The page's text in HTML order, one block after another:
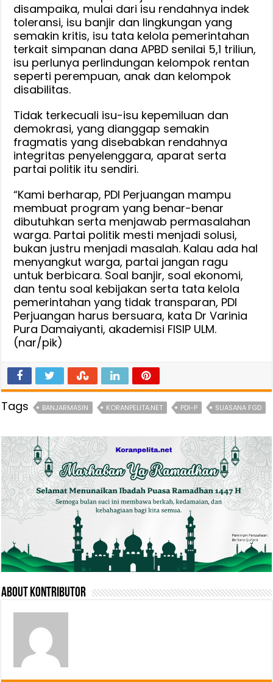
disampaika, mulai dari isu rendahnya indek
toleransi, isu banjir dan lingkungan yang
semakin kritis, isu tata kelola pemerintahan
terkait simpanan dana APBD senilai 5,1 triliun,
isu perlunya perlindungan kelompok rentan
seperti perempuan, anak dan kelompok
disabilitas.
Tidak terkecuali isu-isu kepemiluan dan
demokrasi, yang dianggap semakin
fragmatis yang disebabkan rendahnya
integritas penyelenggara, aparat serta
partai politik itu sendiri.
“Kami berharap, PDI Perjuangan mampu
membuat program yang benar-benar
dibutuhkan serta menjawab permasalahan
warga. Partai politik mesti menjadi solusi,
bukan justru menjadi masalah. Kalau ada hal
menyangkut warga, partai jangan ragu
untuk berbicara. Soal banjir, soal ekonomi,
dan tentu soal kebijakan serta tata kelola
pemerintahan yang tidak transparan, PDI
Perjuangan harus bersuara, kata Dr Varinia
Pura Damaiyanti, akademisi FISIP ULM.
(nar/pik)
Tags BANJARMASIN KORANPELITA.NET PDI-P SUASANA FGD
About Kontributor